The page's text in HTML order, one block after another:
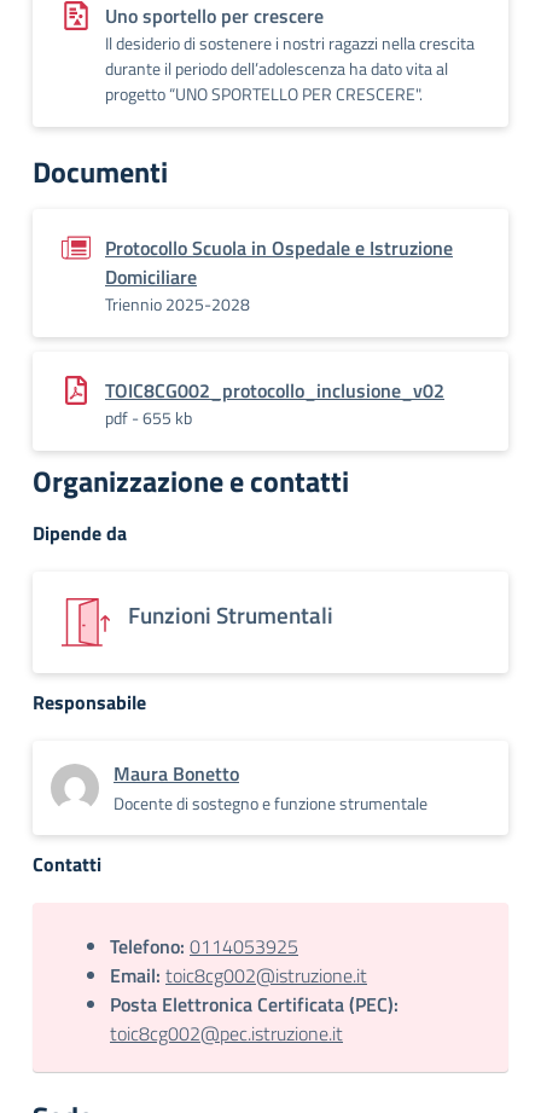
Uno sportello per crescere
Il desiderio di sostenere i nostri ragazzi nella crescita
durante il periodo dell’adolescenza ha dato vita al
progetto “UNO SPORTELLO PER CRESCERE".
Documenti
Protocollo Scuola in Ospedale e Istruzione
Domiciliare
Triennio 2025-2028
TOIC8CG002_protocollo_inclusione_v02
pdf - 655 kb
Organizzazione e contatti
Dipende da
Funzioni Strumentali
Responsabile
Maura Bonetto
Docente di sostegno e funzione strumentale
Contatti
Telefono: 0114053925
Email: toic8cg002@istruzione.it
Posta Elettronica Certificata (PEC):
toic8cg002@pec.istruzione.it